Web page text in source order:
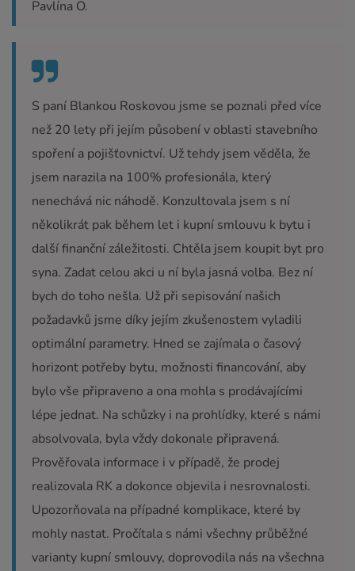
Pavlína O.
S paní Blankou Roskovou jsme se poznali před více
než 20 lety při jejím působení v oblasti stavebního
spoření a pojišťovnictví. Už tehdy jsem věděla, že
jsem narazila na 100% profesionála, který
nenechává nic náhodě. Konzultovala jsem s ní
několikrát pak během let i kupní smlouvu k bytu i
další finanční záležitosti. Chtěla jsem koupit byt pro
syna. Zadat celou akci u ní byla jasná volba. Bez ní
bych do toho nešla. Už při sepisování našich
požadavků jsme díky jejím zkušenostem vyladili
optimální parametry. Hned se zajímala o časový
horizont potřeby bytu, možnosti financování, aby
bylo vše připraveno a ona mohla s prodávajícími
lépe jednat. Na schůzky i na prohlídky, které s námi
absolvovala, byla vždy dokonale připravená.
Prověřovala informace i v případě, že prodej
realizovala RK a dokonce objevila i nesrovnalosti.
Upozorňovala na případné komplikace, které by
mohly nastat. Pročítala s námi všechny průběžné
varianty kupní smlouvy, doprovodila nás na všechna